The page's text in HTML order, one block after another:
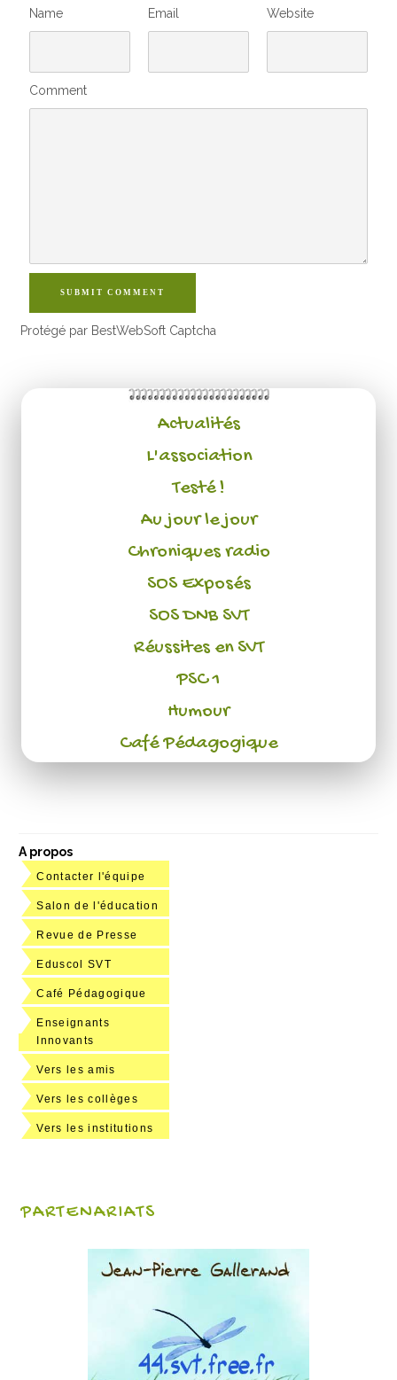
Name Email Website
Comment
SUBMIT COMMENT
Protégé par BestWebSoft Captcha
Actualités
L'association
Testé !
Au jour le jour
Chroniques radio
SOS Exposés
SOS DNB SVT
Réussites en SVT
PSC 1
Humour
Café Pédagogique
A propos
Contacter l'équipe
Salon de l'éducation
Revue de Presse
Eduscol SVT
Café Pédagogique
Enseignants
Innovants
Vers les amis
Vers les collèges
Vers les institutions
PARTENARIATS